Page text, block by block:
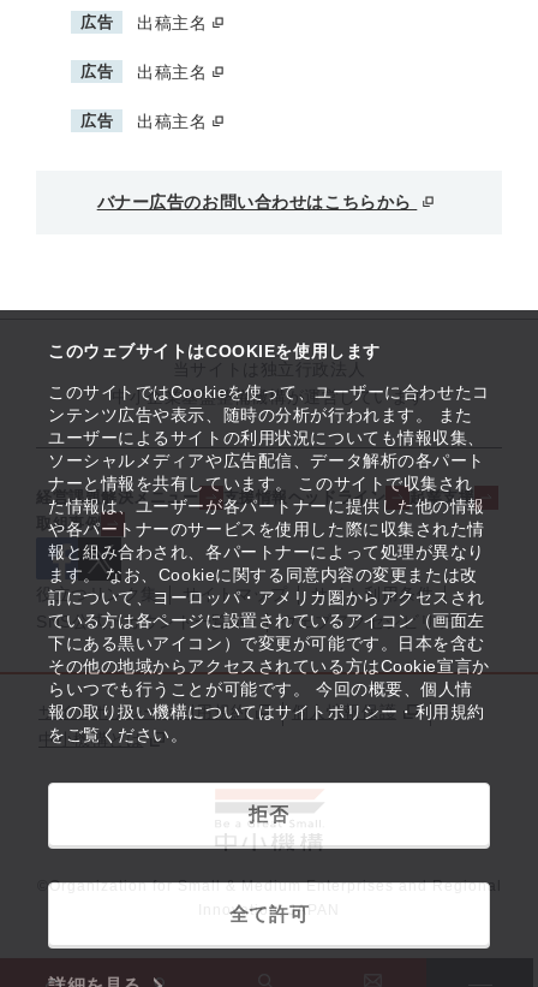
このウェブサイトはCOOKIEを使用します
このサイトではCookieを使って、ユーザーに合わせたコ
ンテンツ広告や表示、随時の分析が行われます。 また
ユーザーによるサイトの利用状況についても情報収集、
ソーシャルメディアや広告配信、データ解析の各パート
ナーと情報を共有しています。 このサイトで収集され
た情報は、ユーザーが各パートナーに提供した他の情報
や各パートナーのサービスを使用した際に収集された情
報と組み合わされ、各パートナーによって処理が異なり
ます。 なお、Cookieに関する同意内容の変更または改
訂について、ヨーロッパ・アメリカ圏からアクセスされ
ている方は各ページに設置されているアイコン（画面左
下にある黒いアイコン）で変更が可能です。日本を含む
その他の地域からアクセスされている方はCookie宣言か
らいつでも行うことが可能です。 今回の概要、個人情
報の取り扱い機構についてはサイトポリシー・利用規約
をご覧ください。
拒否
全て許可
広告 出稿主名
広告 出稿主名
広告 出稿主名
バナー広告のお問い合わせはこちらから
中小企業基盤整備機構が運営しています
経営課題解決メニュー 支援情報ヘッドライン
起業支援
取組事例
役立つリンク集 サイトマップ
サイト利用条件
SNS公式アカウント一覧
ウェブアクセシビリティ
サイトポリシー・利用規約
個人情報保護
中小機構とは
©Organization for Small & Medium Enterprises and Regional
Innovation, JAPAN